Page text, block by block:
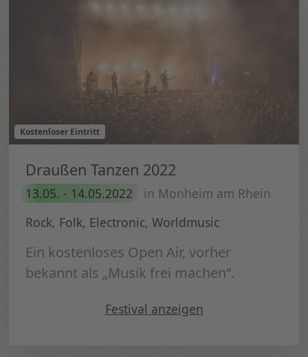
Kostenloser Eintritt
Draußen Tanzen 2022
13.05. - 14.05.2022
in Monheim am Rhein
Rock, Folk, Electronic, Worldmusic
Ein kostenloses Open Air, vorher
bekannt als „Musik frei machen“.
Festival "Draußen Tanzen 2022"
anzeigen